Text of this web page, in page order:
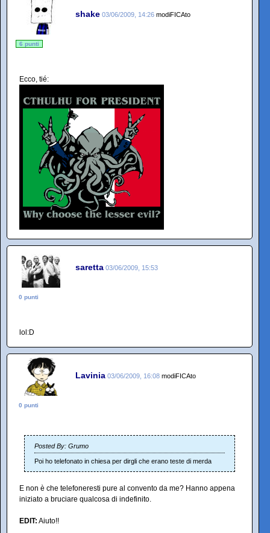
shake 03/06/2009, 14:26 modiFICAto
6 punti
Ecco, tié:
saretta 03/06/2009, 15:53
0 punti
lol:D
Lavinia 03/06/2009, 16:08 modiFICAto
0 punti
Posted By: Grumo
Poi ho telefonato in chiesa per dirgli che erano teste di merda
E non è che telefoneresti pure al convento da me? Hanno appena
iniziato a bruciare qualcosa di indefinito.
EDIT: Aiuto!!